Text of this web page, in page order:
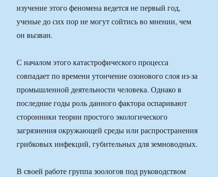
изучение этого феномена ведется не первый год,
ученые до сих пор не могут сойтись во мнении, чем
он вызван.
С началом этого катастрофического процесса
совпадает по времени утончение озонового слоя из-за
промышленной деятельности человека. Однако в
последние годы роль данного фактора оспаривают
сторонники теории простого экологического
загрязнения окружающей среды или распространения
грибковых инфекций, губительных для земноводных.
В своей работе группа зоологов под руководством